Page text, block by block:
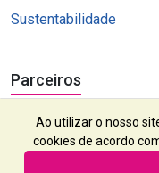
Sustentabilidade
Parceiros
Ao utilizar o nosso
cookies de acordo